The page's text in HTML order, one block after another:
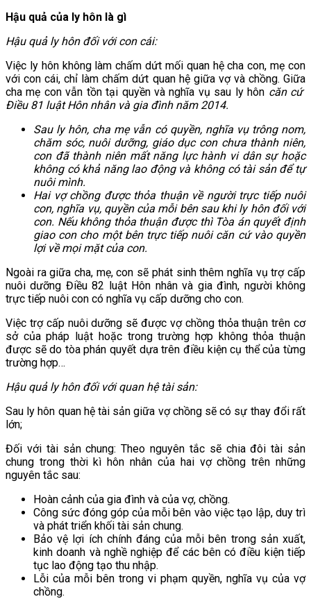
Hậu quả của ly hôn là gì
Hậu quả ly hôn đối với con cái:
Việc ly hôn không làm chấm dứt mối quan hệ cha con, mẹ con
với con cái, chỉ làm chấm dứt quan hệ giữa vợ và chồng. Giữa
cha mẹ con vẫn tồn tại quyền và nghĩa vụ sau ly hôn căn cứ
Điều 81 luật Hôn nhân và gia đình năm 2014.
Sau ly hôn, cha mẹ vẫn có quyền, nghĩa vụ trông nom,
chăm sóc, nuôi dưỡng, giáo dục con chưa thành niên,
con đã thành niên mất năng lực hành vi dân sự hoặc
không có khả năng lao động và không có tài sản để tự
nuôi mình.
Hai vợ chồng được thỏa thuận về người trực tiếp nuôi
con, nghĩa vụ, quyền của mỗi bên sau khi ly hôn đối với
con. Nếu không thỏa thuận được thì Tòa án quyết định
giao con cho một bên trực tiếp nuôi căn cứ vào quyền
lợi về mọi mặt của con.
Ngoài ra giữa cha, mẹ, con sẽ phát sinh thêm nghĩa vụ trợ cấp
nuôi dưỡng Điều 82 luật Hôn nhân và gia đình, người không
trực tiếp nuôi con có nghĩa vụ cấp dưỡng cho con.
Việc trợ cấp nuôi dưỡng sẽ được vợ chồng thỏa thuận trên cơ
sở của pháp luật hoặc trong trường hợp không thỏa thuận
được sẽ do tòa phán quyết dựa trên điều kiện cụ thể của từng
trường hợp…
Hậu quả ly hôn đối với quan hệ tài sản:
Sau ly hôn quan hệ tài sản giữa vợ chồng sẽ có sự thay đổi rất
lớn;
Đối với tài sản chung: Theo nguyên tắc sẽ chia đôi tài sản
chung trong thời kì hôn nhân của hai vợ chồng trên những
nguyên tắc sau:
Hoàn cảnh của gia đình và của vợ, chồng.
Công sức đóng góp của mỗi bên vào việc tạo lập, duy trì
và phát triển khối tài sản chung.
Bảo vệ lợi ích chính đáng của mỗi bên trong sản xuất,
kinh doanh và nghề nghiệp để các bên có điều kiện tiếp
tục lao động tạo thu nhập.
Lỗi của mỗi bên trong vi phạm quyền, nghĩa vụ của vợ
chồng.